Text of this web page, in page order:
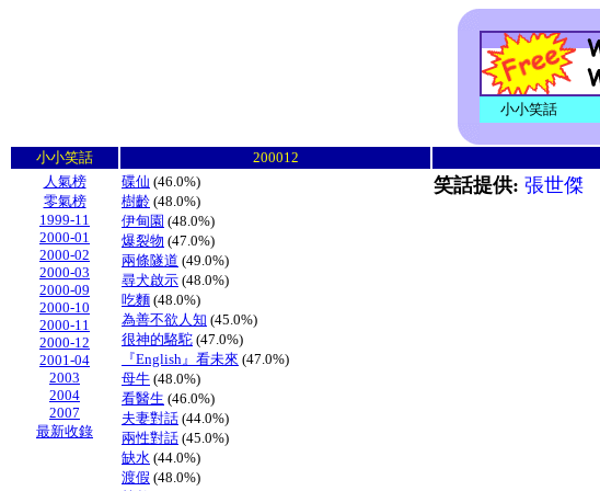
小小笑話
小小笑話
200012
人氣榜
零氣榜
1999-11
2000-01
2000-02
2000-03
2000-09
2000-10
2000-11
2000-12
2001-04
2003
2004
2007
最新收錄
碟仙 (46.0%)
樹齡 (48.0%)
伊甸園 (48.0%)
爆裂物 (47.0%)
兩條隧道 (49.0%)
尋犬啟示 (48.0%)
吃麵 (48.0%)
為善不欲人知 (45.0%)
很神的駱駝 (47.0%)
『English』看未來 (47.0%)
母牛 (48.0%)
看醫生 (46.0%)
夫妻對話 (44.0%)
兩性對話 (45.0%)
缺水 (44.0%)
渡假 (48.0%)
笑話提供: 張世傑